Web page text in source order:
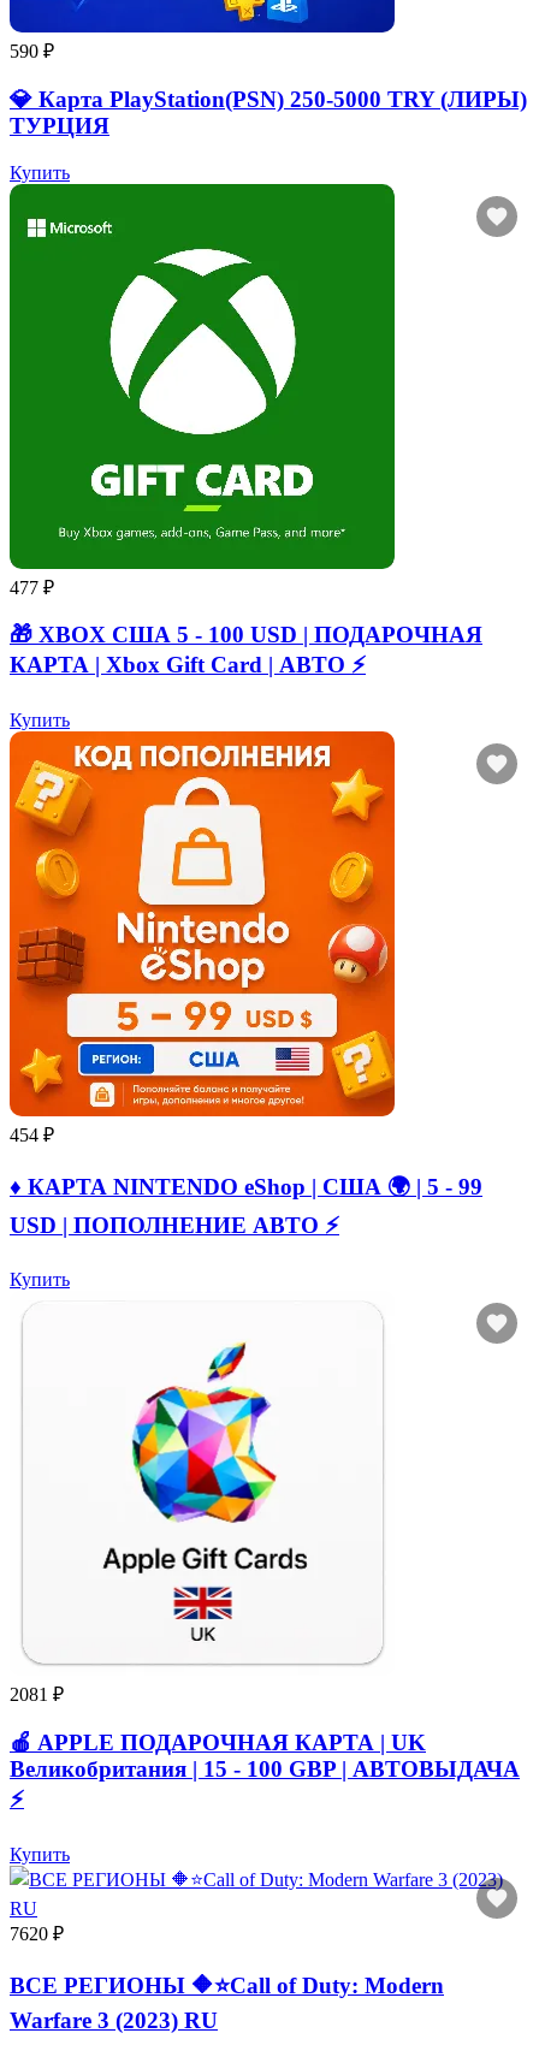
590 ₽
💎 Карта PlayStation(PSN) 250-5000 TRY (ЛИРЫ)
ТУРЦИЯ
Купить
477 ₽
🎁 XBOX США 5 - 100 USD | ПОДАРОЧНАЯ
КАРТА | Xbox Gift Card | АВТО ⚡
Купить
454 ₽
♦️ КАРТА NINTENDO eShop | США 🌍 | 5 - 99
USD | ПОПОЛНЕНИЕ АВТО ⚡
Купить
2081 ₽
🍎 APPLE ПОДАРОЧНАЯ КАРТА | UK
Великобритания | 15 - 100 GBP | АВТОВЫДАЧА
⚡️
Купить
7620 ₽
ВСЕ РЕГИОНЫ 🔶⭐Call of Duty: Modern
Warfare 3 (2023) RU